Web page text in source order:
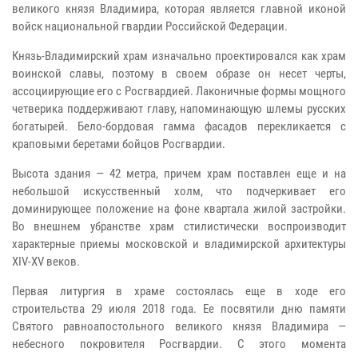
великого князя Владимира, которая является главной иконой
войск национальной гвардии Российской Федерации.
Князь-Владимирский храм изначально проектировался как храм
воинской славы, поэтому в своем образе он несет черты,
ассоциирующие его с Росгвардией. Лаконичные формы мощного
четверика поддерживают главу, напоминающую шлемы русских
богатырей. Бело-бордовая гамма фасадов перекликается с
краповыми беретами бойцов Росгвардии.
Высота здания — 42 метра, причем храм поставлен еще и на
небольшой искусственный холм, что подчеркивает его
доминирующее положение на фоне квартала жилой застройки.
Во внешнем убранстве храм стилистически воспроизводит
характерные приемы московской и владимирской архитектуры
XIV-XV веков.
Первая литургия в храме состоялась еще в ходе его
строительства 29 июля 2018 года. Ее посвятили дню памяти
Святого равноапостольного великого князя Владимира —
небесного покровителя Росгвардии. С этого момента